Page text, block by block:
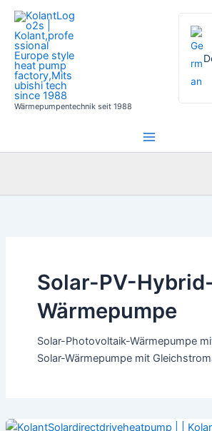
Zum
Inhalt
springen
Wärmepumpentechnik seit 1988
Solar-PV-
Wärmepumpe
Solar-Photovoltaik-Wärmepumpe
Solar-Wärmepumpe mit